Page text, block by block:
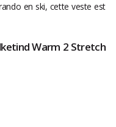
en ski, cette veste est
Warm 2 Stretch